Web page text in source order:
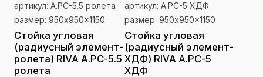
артикул: А.РС-5.5 ролета
размер: 950x950x1150
Стойка угловая
(радиусный элемент-
ролета) RIVA А.РС-5.5
ролета
артикул: А.РС-5 ХДФ
размер: 950x950x1150
Стойка угловая
(радиусный элемент-
ХДФ) RIVA А.РС-5
ХДФ